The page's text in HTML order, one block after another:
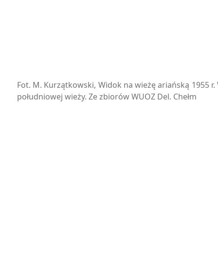
Fot. M. Kurzątkowski, Widok na wieżę ariańską 1955
południowej wieży. Ze zbiorów WUOZ Del. Chełm